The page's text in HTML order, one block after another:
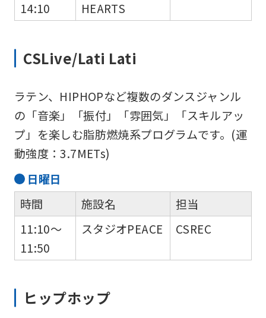
14:10 HEARTS
CSLive/Lati Lati
ラテン、HIPHOPなど複数のダンスジャンル
の「音楽」「振付」「雰囲気」「スキルアッ
プ」を楽しむ脂肪燃焼系プログラムです。(運
動強度：3.7METs)
日曜日
時間
11:10～
11:50
施設名
スタジオPEACE
担当
CSREC
ヒップホップ
this
website
will
be
translated
mechanically,
not
an